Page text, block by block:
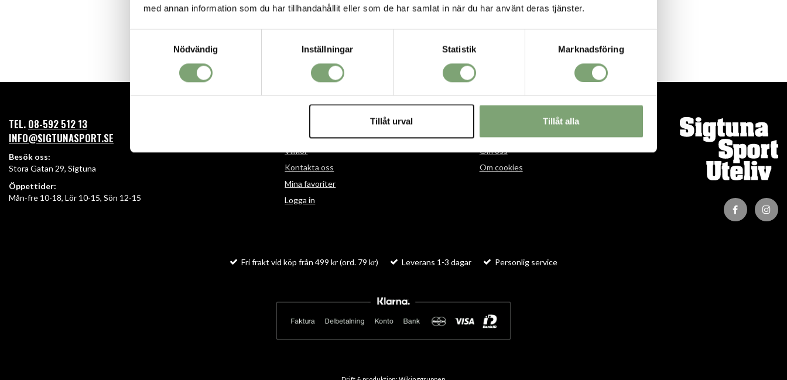
med annan information som du har tillhandahållit eller som de har samlat in när du har använt deras tjänster.
Nödvändig
Inställningar Statistik Marknadsföring
Tillåt urval Tillåt alla
TEL. 08-592 512 13
INFO@SIGTUNASPORT.SE
Besök oss:
Stora Gatan 29, Sigtuna
Öppettider:
Mån-fre 10-18, Lör 10-15, Sön 12-15
Villkor
Kontakta oss
Mina favoriter
Logga in
Om oss
Om cookies
Fri frakt vid köp från 499 kr (ord. 79 kr) Leverans 1-3 dagar Personlig service